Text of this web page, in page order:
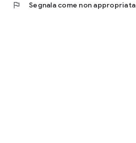
flag Segnala come non appropriata